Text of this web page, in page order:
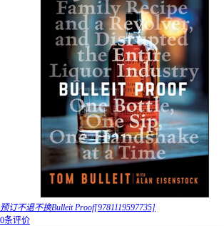
预订不退不换Bulleit Proof[9781119597735]
0条评价